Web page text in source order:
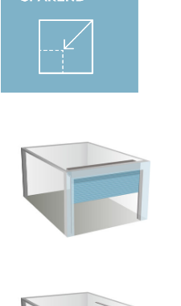
an den Stil
anpassen. So
und
für Ihre Garage.